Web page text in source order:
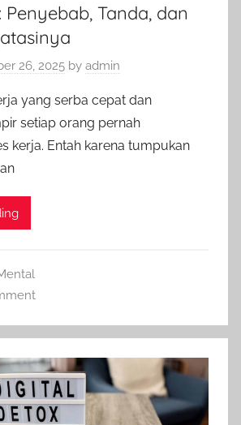
Penyebab, Tanda, dan
26, 2025 by admin
yang serba cepat dan
setiap orang pernah
kerja. Entah karena tumpukan